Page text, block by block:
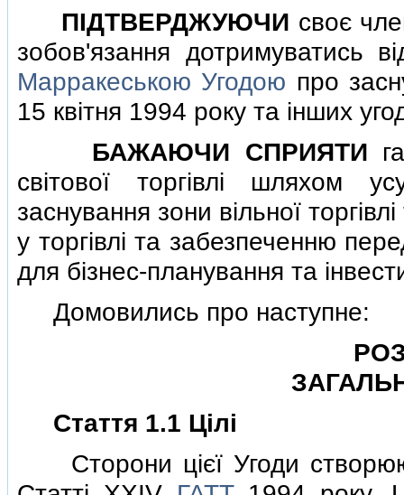
ПIДТВЕРДЖУЮЧИ своє
зобов'язання дотримуватись
Марракеською Угодою про
15 квiтня 1994 року та iнших
БАЖАЮЧИ СПРИЯТИ
свiтової торгiвлi шляхом
заснування зони вiльної
у торгiвлi та забезпеченню
для бiзнес-планування та
Домовились про наступне:
Стаття 1.1 Цiлi
Сторони цiєї Угоди